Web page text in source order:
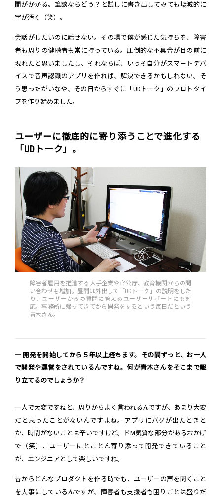
間がかかる。筆談ならどう？と試しに書き出してみても壊滅的に
字が汚く（笑）。
会話がしたいのに話せない。その場で僕が感じた気持ちを、障害
者も周りの健聴者も常に持っている。圧倒的な不具合が目の前に
現れたと思いましたし、それならば、いっそ自分がスマートデバ
イスで音声認識のアプリを作れば、解決できるかもしれない。そ
う思ったがいなや、その日からすぐに「UDトーク」のプロトタイ
プを作り始めました。
ユーザーに徹底的に寄り添うことで進化する
「UDトーク」。
障害者雇用を推進する大手企業や官公庁、教育機関からの問
い合わせも増加。昼間は外出して「UDトーク」の説明をした
り、ユーザーからの質問に答えるユーザーサポートにも対
応。事務所に帰ってきてから開発をするという毎日だという
青木さん。
― 開発を開始してから５年以上経ちます。その間ずっと、お一人
で開発や運営をされているんですね。何が青木さんをそこまで駆
り立てるのでしょうか？
一人で大変ですねと、周りからよく言われるんですが、あまり大変
だと思ったことがないんですよね。アプリにバグが出たときと
か、時間がないことは辛いですけど。ドM気質な部分があるおかげ
で（笑）、ユーザーにとことん寄り添って開発できていること
が、エンジニアとして楽しいですね。
昔からどんなプロダクトを作る時でも、ユーザーの声を聞くこと
を大事にしているんですが、障害者も支援者も困りごとは盛りだ